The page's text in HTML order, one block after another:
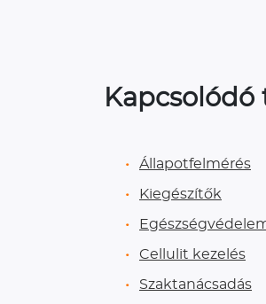
Állapotfelmérés
Kiegészítők
Cellulit kezelés
Szaktanácsadás